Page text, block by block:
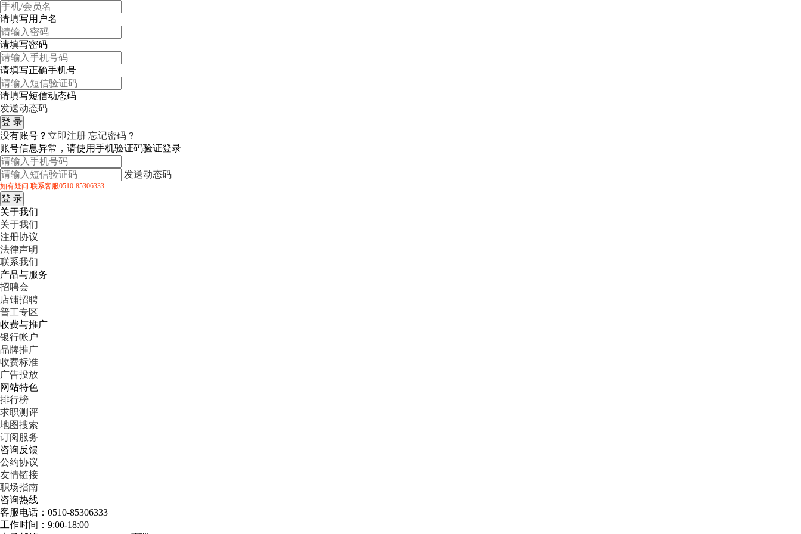
请填写用户名
请填写密码
请填写正确手机号
请填写短信动态码
发送动态码
没有账号？ 立即注册 忘记密码？
账号信息异常，请使用手机验证码验证登录
发送动态码
如有疑问 联系客服0510-85306333
关于我们
关于我们
注册协议
法律声明
联系我们
产品与服务
招聘会
店铺招聘
普工专区
收费与推广
银行帐户
品牌推广
收费标准
广告投放
网站特色
排行榜
求职测评
地图搜索
订阅服务
咨询反馈
公约协议
友情链接
职场指南
咨询热线
客服电话：0510-85306333
工作时间：9:00-18:00